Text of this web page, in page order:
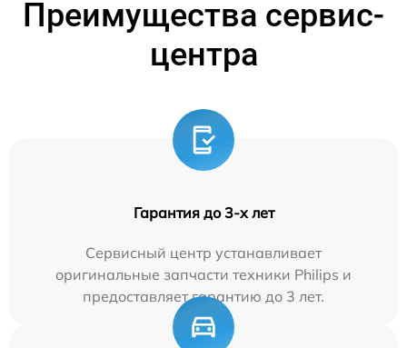
Преимущества сервис-
центра
Гарантия до 3-х лет
Сервисный центр устанавливает
оригинальные запчасти техники Philips и
предоставляет гарантию до 3 лет.